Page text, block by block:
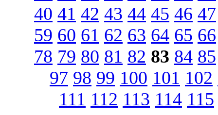
40 41 42 43 44 45 46 47
59 60 61 62 63 64 65 66
78 79 80 81 82 83 84 85
97 98 99 100 101 102
111 112 113 114 115